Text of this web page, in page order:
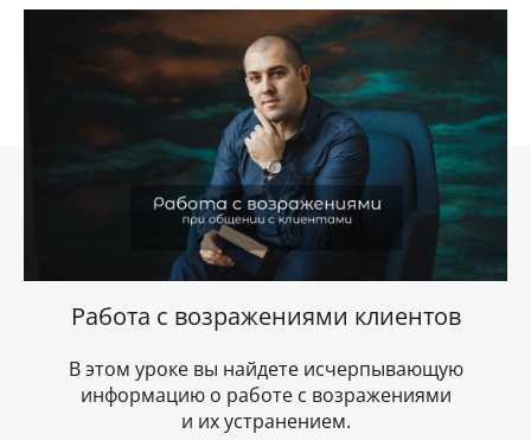
Работа с возражениями клиентов
В этом уроке вы найдете исчерпывающую
информацию о работе с возражениями
и их устранением.